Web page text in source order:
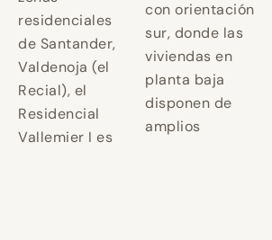
residenciales
de Santander,
Valdenoja (el
Recial), el
Residencial
Vallemier I es
con orientación
sur, donde las
viviendas en
planta baja
disponen de
amplios
cocina
equipada, 2
plazas de
garaje y un